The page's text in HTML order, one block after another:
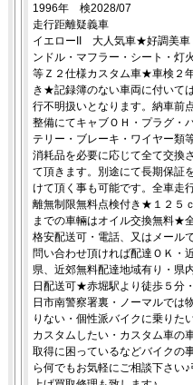
1996年 検2028/07
走行距離疑義車
イエローII 大人気車★好調美車
ンドル・マフラー・シート・灯
等Ｚ２仕様カスタム車★車検２
き★記録簿のない車両に付いて
行不明扱いとなります。納車前
整備にてキャブＯＨ・プラグ・
テリー・ブレーキ・ワイヤー類
消耗品を必要に応じて全て交換
て頂きます。別途にて長期保証
けて頂く事も可能です。全車走
離無制限無料点検付き★１２５
までの車輛はオイル交換無料★
格安配送可・電話、又はメール
問い合わせ頂ければ配達ＯＫ・
県、近郊無料配達地域有り・県
日配送可★赤堀駅より徒歩５分
日市南警察署裏・ノーマルでは
りない・個性派バイクに乗りた
カスタムしたい・カスタム車の
取得に困っているなどバイクの
ら何でもお気軽にご相談下さい♪